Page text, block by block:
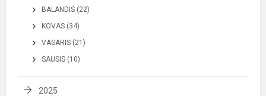
BALANDIS (22)
KOVAS (34)
VASARIS (21)
SAUSIS (10)
2025